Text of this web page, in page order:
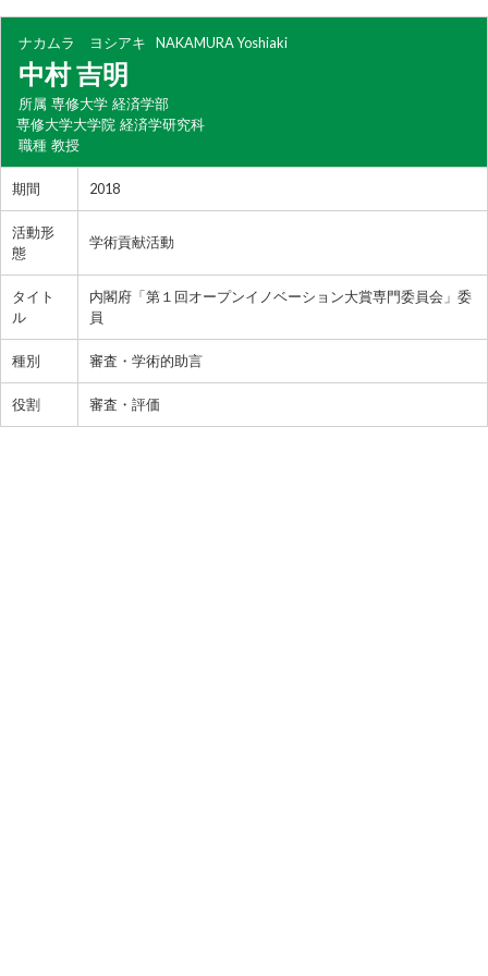
ナカムラ ヨシアキ NAKAMURA Yoshiaki
中村 吉明
所属 専修大学 経済学部
専修大学大学院 経済学研究科
職種 教授
期間 2018
活動形
態
学術貢献活動
タイト
ル
内閣府「第１回オープンイノベーション大賞専門委員会」委
員
種別 審査・学術的助言
役割 審査・評価